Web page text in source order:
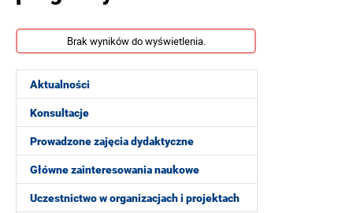
Aktualności
Konsultacje
Prowadzone zajęcia dydaktyczne
Główne zainteresowania naukowe
Uczestnictwo w organizacjach i projektach
Brak wyników do wyświetlenia.